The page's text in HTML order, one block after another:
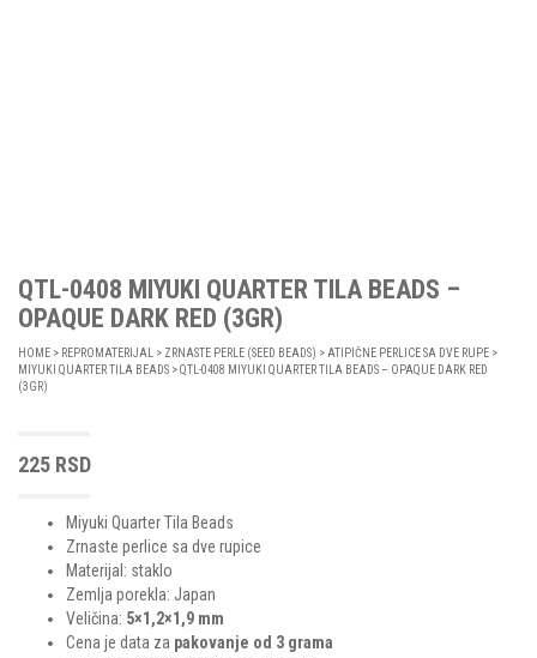
QTL-0408 MIYUKI QUARTER TILA BEADS –
OPAQUE DARK RED (3GR)
HOME > REPROMATERIJAL > ZRNASTE PERLE (SEED BEADS) >ATIPIČNE PERLICE SA DVE RUPE >
MIYUKI QUARTER TILA BEADS > QTL-0408 MIYUKI QUARTER TILA BEADS – OPAQUE DARK RED
(3GR)
225 RSD
Miyuki Quarter Tila Beads
Zrnaste perlice sa dve rupice
Materijal: staklo
Zemlja porekla: Japan
Veličina: 5×1,2×1,9 mm
Cena je data za pakovanje od 3 grama